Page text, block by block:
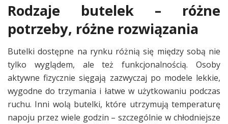
Rodzaje butelek – różne
potrzeby, różne rozwiązania
Butelki dostępne na rynku różnią się między sobą nie
tylko wyglądem, ale też funkcjonalnością. Osoby
aktywne fizycznie sięgają zazwyczaj po modele lekkie,
wygodne do trzymania i łatwe w użytkowaniu podczas
ruchu. Inni wolą butelki, które utrzymują temperaturę
napoju przez wiele godzin – szczególnie w chłodniejsze